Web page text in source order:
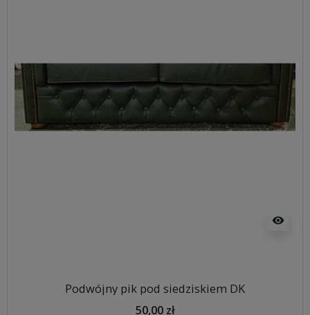
visibility
Podwójny pik pod siedziskiem DK
50,00 zł